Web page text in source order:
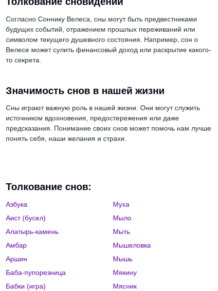
Согласно Соннику Велеса, сны могут быть предвестниками
будущих событий, отражением прошлых переживаний или
символом текущего душевного состояния. Например, сон о
Велесе может сулить финансовый доход или раскрытие какого-
то секрета.
Значимость снов в нашей жизни
Сны играют важную роль в нашей жизни. Они могут служить
источником вдохновения, предостережения или даже
предсказания. Понимание своих снов может помочь нам лучше
понять себя, наши желания и страхи.
Толкование снов:
Азбука
Аист (бусел)
Алатырь-камень
Амбар
Аршин
Баба-пупорезница
Бабки (игра)
Муха
Мыло
Мыть
Мышеловка
Мышь
Мякину
Мясник